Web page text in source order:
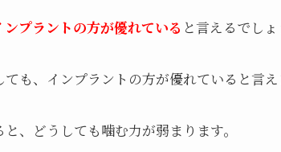
ンプラントの方が優れている と言えるでしょ
も、インプラントの方が優れていると言え
と、どうしても噛む力が弱まります。